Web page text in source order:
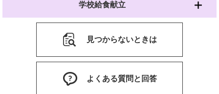
学校給食献立
見つからないときは
よくある質問と回答